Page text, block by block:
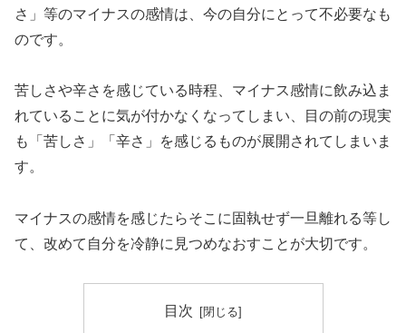
さ」等のマイナスの感情は、今の自分にとって不必要なも
のです。
苦しさや辛さを感じている時程、マイナス感情に飲み込ま
れていることに気が付かなくなってしまい、目の前の現実
も「苦しさ」「辛さ」を感じるものが展開されてしまいま
す。
マイナスの感情を感じたらそこに固執せず一旦離れる等し
て、改めて自分を冷静に見つめなおすことが大切です。
目次